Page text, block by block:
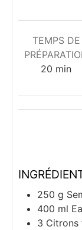
TEMPS DE
20 minutes
min
250 g
400 ml
3 Citrons